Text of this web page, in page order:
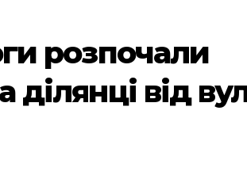
розпочали
від